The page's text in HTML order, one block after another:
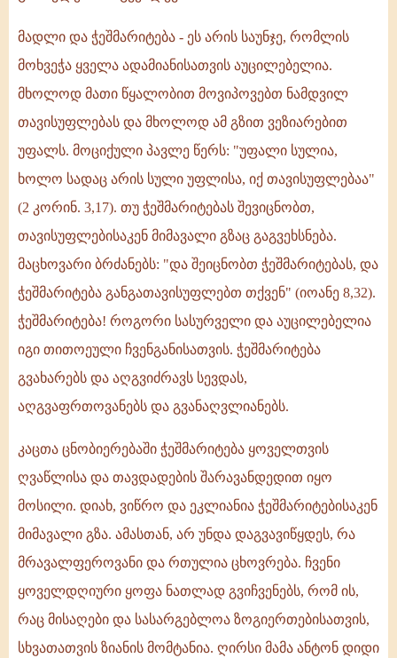
მადლი და ჭეშმარიტება - ეს არის საუნჯე, რომლის
მოხვეჭა ყველა ადამიანისათვის აუცილებელია.
მხოლოდ მათი წყალობით მოვიპოვებთ ნამდვილ
თავისუფლებას და მხოლოდ ამ გზით ვეზიარებით
უფალს. მოციქული პავლე წერს: "უფალი სულია,
ხოლო სადაც არის სული უფლისა, იქ თავისუფლებაა"
(2 კორინ. 3,17). თუ ჭეშმარიტებას შევიცნობთ,
თავისუფლებისაკენ მიმავალი გზაც გაგვეხსნება.
მაცხოვარი ბრძანებს: "და შეიცნობთ ჭეშმარიტებას, და
ჭეშმარიტება განგათავისუფლებთ თქვენ" (იოანე 8,32).
ჭეშმარიტება! როგორი სასურველი და აუცილებელია
იგი თითოეული ჩვენგანისათვის. ჭეშმარიტება
გვახარებს და აღგვიძრავს სევდას,
აღგვაფრთოვანებს და გვანაღვლიანებს.
კაცთა ცნობიერებაში ჭეშმარიტება ყოველთვის
ღვაწლისა და თავდადების შარავანდედით იყო
მოსილი. დიახ, ვიწრო და ეკლიანია ჭეშმარიტებისაკენ
მიმავალი გზა. ამასთან, არ უნდა დაგვავიწყდეს, რა
მრავალფეროვანი და რთულია ცხოვრება. ჩვენი
ყოველდღიური ყოფა ნათლად გვიჩვენებს, რომ ის,
რაც მისაღები და სასარგებლოა ზოგიერთებისათვის,
სხვათათვის ზიანის მომტანია. ღირსი მამა ანტონ დიდი